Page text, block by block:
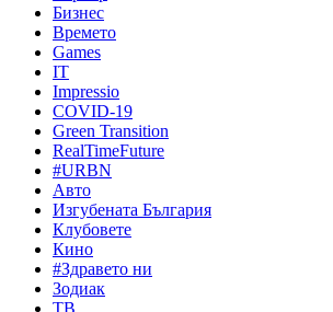
Бизнес
Времето
Games
IT
Impressio
COVID-19
Green Transition
RealTimeFuture
#URBN
Авто
Изгубената България
Клубовете
Кино
#Здравето ни
Зодиак